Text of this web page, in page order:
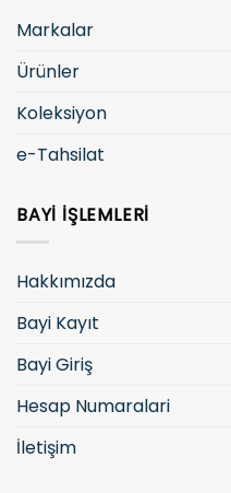
Markalar
Ürünler
Koleksiyon
e-Tahsilat
BAYI İŞLEMLERI
Hakkımızda
Bayi Kayıt
Bayi Giriş
Hesap Numaralari
İletişim